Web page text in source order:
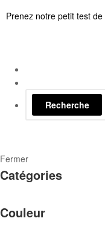
Prenez notre petit test de
Recherche
Fermer
Catégories
Couleur